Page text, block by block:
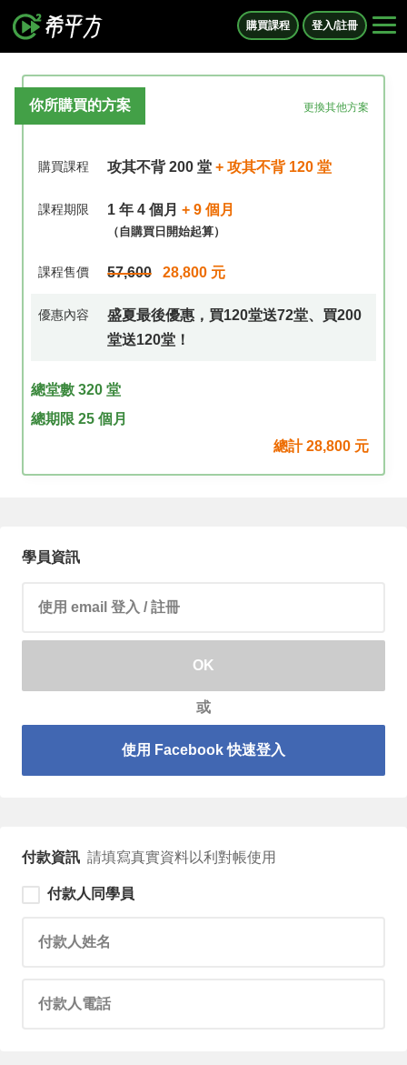
購買課程 登入/註冊
你所購買的方案 更換其他方案
購買課程 攻其不背 200 堂 + 攻其不背 120 堂
課程期限 1 年 4 個月 + 9 個月
（自購買日開始起算）
課程售價 57,600 28,800 元
優惠內容
盛夏最後優惠，買120堂送72堂、買200
堂送120堂！
總堂數 320 堂
總期限 25 個月
總計28,800 元
學員資訊
請輸入 email 帳號
OK
或
使用 Facebook 快速登入
付款資訊 請填寫真實資料以利對帳使用
付款人同學員